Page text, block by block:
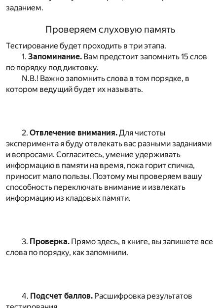
заданием.
Проверяем слуховую память
Тестирование будет проходить в три этапа.
1. Запоминание. Вам предстоит запомнить 15 слов
по порядку под диктовку.
N.B.! Важно запомнить слова в том порядке, в
котором ведущий будет их называть.
2. Отвлечение внимания.Для чистоты
эксперимента я буду отвлекать вас разными заданиями
и вопросами. Согласитесь, умение удерживать
информацию в памяти на время, пока горит спичка,
приносит мало пользы. Поэтому мы проверяем вашу
способность переключать внимание и извлекать
информацию из кладовых памяти.
3. Проверка. Прямо здесь, в книге, вы запишете все
слова по порядку, как запомнили.
4. Подсчет баллов. Расшифровка результатов